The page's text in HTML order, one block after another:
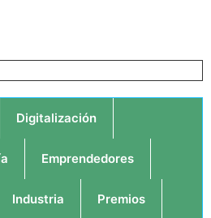
Digitalización
Emprendedores
Industria Premios